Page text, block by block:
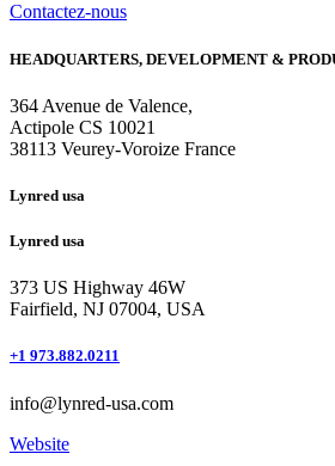
Contactez-nous
HEADQUARTERS, DEVELOPMENT &
364 Avenue de Valence,
Actipole CS 10021
38113 Veurey-Voroize France
Lynred usa
Lynred usa
373 US Highway 46W
Fairfield, NJ 07004, USA
+1 973.882.0211
info@lynred-usa.com
Website